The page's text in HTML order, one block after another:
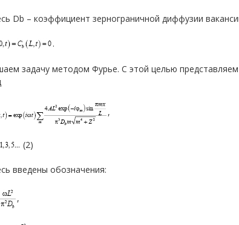
Db – коэффициент зернограничной диффузии
.
задачу методом Фурье. С этой целью
,
(2)
введены обозначения:
,